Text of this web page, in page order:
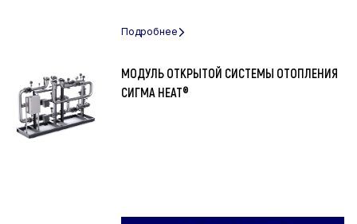
МОДУЛЬ ОТКРЫТОЙ СИСТЕМЫ ОТОПЛЕНИЯ
СИГМА HEAT®